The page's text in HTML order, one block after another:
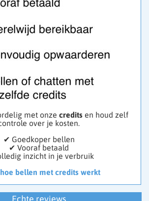
onze medewerkers met zorg”
professionele werkomgeving waarin
recht komen.
en start direct met werken vanuit jouw
worden? Klik op ‘Vacature’ via het
te melden.
met onze credits en houd zelf
over je kosten.
✔ Goedkoper bellen
✔ Vooraf betaald
inzicht in je verbruik
bellen met credits werkt
Echte reviews